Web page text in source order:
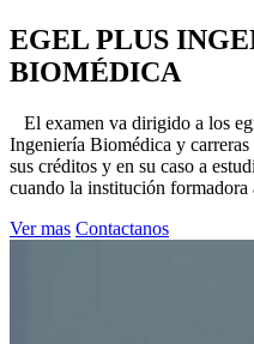
EGEL PLUS
BIOMÉDICA
El examen va dirigido a los
Ingeniería Biomédica y
sus créditos y en su caso a
cuando la institución
Ver mas Contactanos